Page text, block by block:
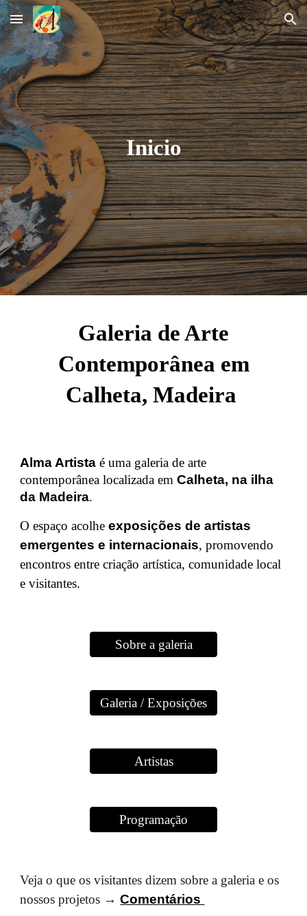
Skip to main content Skip to navigation
Inicio
Galeria de Arte
Contemporânea em
Calheta, Madeira
Alma Artista é uma galeria de arte
contemporânea localizada emCalheta, na ilha
da Madeira.
O espaço acolheexposições de artistas
emergentes e internacionais, promovendo
encontros entre criação artística, comunidade local
e visitantes.
Sobre a galeria
Galeria / Exposições
Artistas
Programação
Veja o que os visitantes dizem sobre a galeria e os
nossos projetos →Comentários